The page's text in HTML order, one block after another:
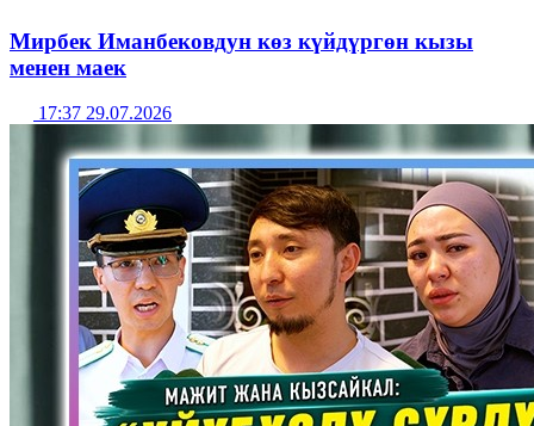
Мирбек Иманбековдун көз күйдүргөн кызы
менен маек
17:37 29.07.2026